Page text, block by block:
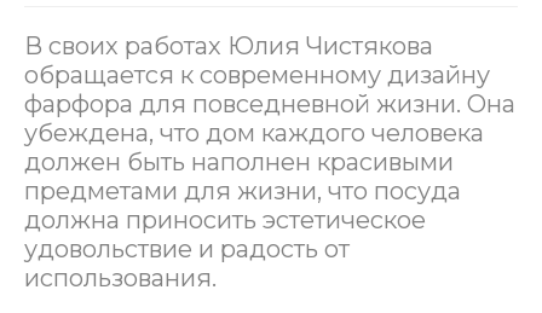
В своих работах Юлия Чистякова
обращается к современному дизайну
фарфора для повседневной жизни. Она
убеждена, что дом каждого человека
должен быть наполнен красивыми
предметами для жизни, что посуда
должна приносить эстетическое
удовольствие и радость от
использования.